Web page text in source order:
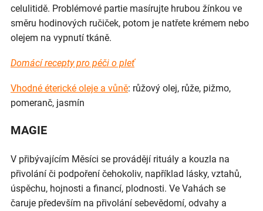
celulitidě. Problémové partie masírujte hrubou žínkou ve
směru hodinových ručiček, potom je natřete krémem nebo
olejem na vypnutí tkáně.
Domácí recepty pro péči o pleť
Vhodné éterické oleje a vůně: růžový olej, růže, pižmo,
pomeranč, jasmín
MAGIE
V přibývajícím Měsíci se provádějí rituály a kouzla na
přivolání či podpoření čehokoliv, například lásky, vztahů,
úspěchu, hojnosti a financí, plodnosti. Ve Vahách se
čaruje především na přivolání sebevědomí, odvahy a